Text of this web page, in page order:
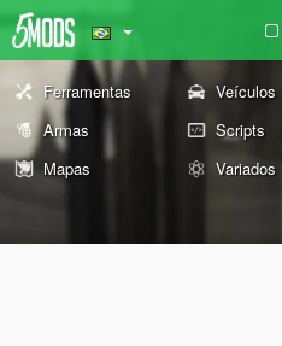
Ferramentas Veículos
Armas
Scripts
Mapas
Variados